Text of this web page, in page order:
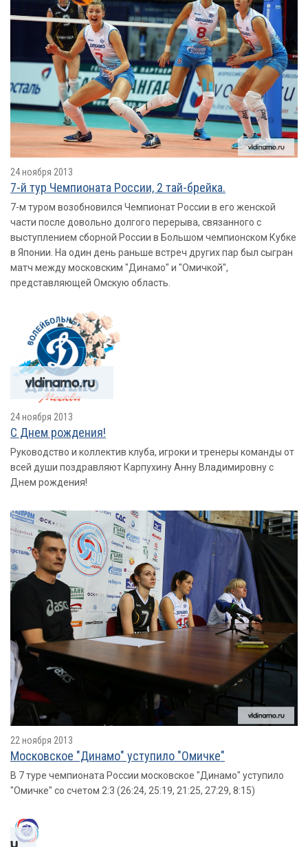
24 ноября 2013
7-й тур Чемпионата России, 2 тай-брейка.
7-м туром возобновился Чемпионат России в его женской
части после довольно долгого перерыва, связанного с
выступлением сборной России в Большом чемпионском Кубке
в Японии. На один день раньше встреч других пар был сыгран
матч между московским "Динамо" и "Омичкой",
представляющей Омскую область.
24 ноября 2013
С Днем рождения!
Руководство и коллектив клуба, игроки и тренеры команды от
всей души поздравляют Карпухину Анну Владимировну с
Днем рождения!
22 ноября 2013
Московское "Динамо" уступило "Омичке"
В 7 туре чемпионата России московское "Динамо" уступило
"Омичке" со счетом 2:3 (26:24, 25:19, 21:25, 27:29, 8:15)